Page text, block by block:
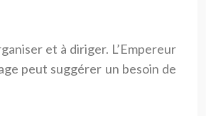
et à diriger. L’Empereur
peut suggérer un besoin de